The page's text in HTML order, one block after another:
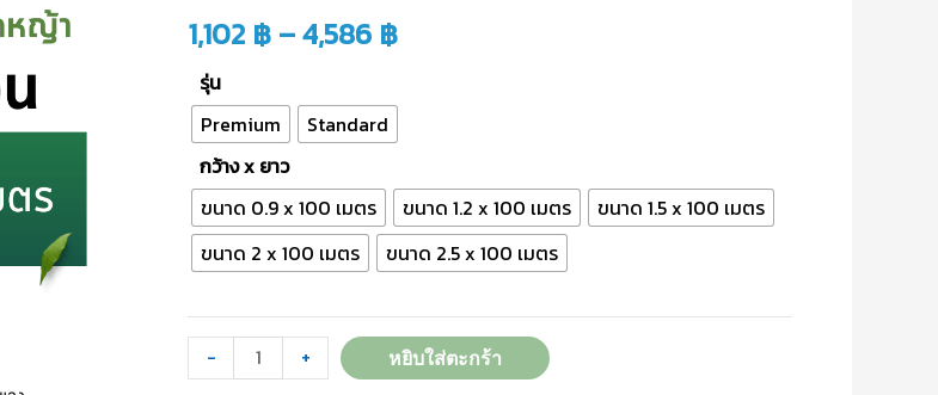
1,102 ฿ –4,586 ฿
รุ่น
Premium
Standard
กว้าง x ยาว
ขนาด 0.9 x 100 เมตร
ขนาด 1.2 x 100 เมตร
ขนาด 1.5 x 100 เมตร
ขนาด 2 x 100 เมตร
ขนาด 2.5 x 100 เมตร
- + หยิบใส่ตะกร้า